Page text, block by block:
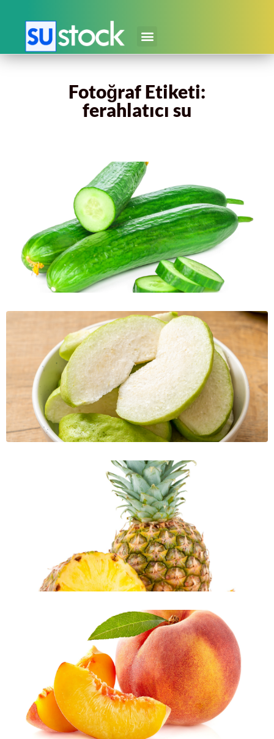
Fotoğraf Etiketi:
ferahlatıcı su